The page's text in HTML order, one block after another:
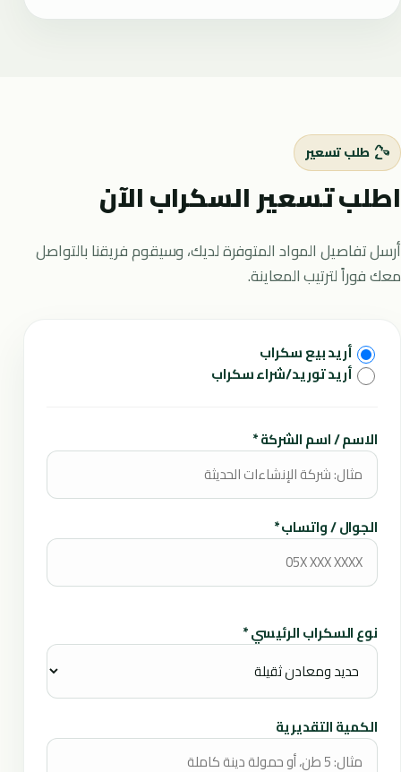
طلب تسعير
اطلب تسعير السكراب الآن
أرسل تفاصيل المواد المتوفرة لديك، وسيقوم فريقنا بالتواصل
معك فوراً لترتيب المعاينة.
أريد بيع سكراب
أريد توريد/شراء سكراب
الاسم / اسم الشركة *
الجوال / واتساب *
نوع السكراب الرئيسي *
الكمية التقديرية